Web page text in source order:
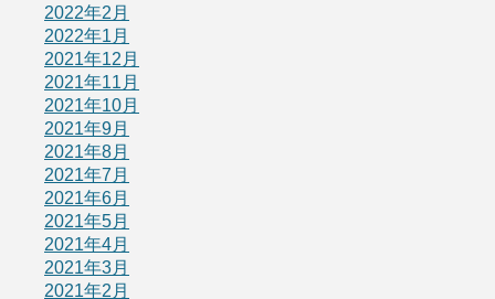
2022年2月
2022年1月
2021年12月
2021年11月
2021年10月
2021年9月
2021年8月
2021年7月
2021年6月
2021年5月
2021年4月
2021年3月
2021年2月